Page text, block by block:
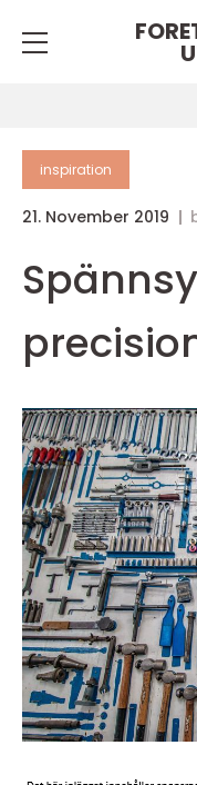
inspiration
21. November 2019